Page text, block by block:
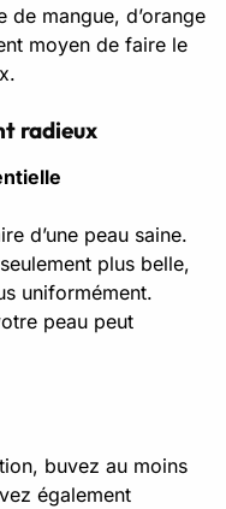
de mangue, d’orange
moyen de faire le
radieux
d’une peau saine.
plus belle,
uniformément.
peau peut
buvez au moins
également